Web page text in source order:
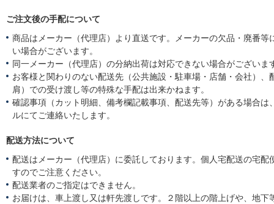
ご注文後の手配について
商品はメーカー（代理店）より直送です。メーカーの欠品・廃番等
い場合がございます。
同一メーカー（代理店）の分納出荷は対応できない場合がございま
お客様と関わりのない配送先（公共施設・駐車場・店舗・会社）、
肩）での受け渡し等の特殊な手配は出来かねます。
確認事項（カット明細、備考欄記載事項、配送先等）がある場合は
ルにてご連絡いたします。
配送方法について
配送はメーカー（代理店）に委託しております。個人宅配送の宅配
すのでご注意ください。
配送業者のご指定はできません。
お届けは、車上渡し又は軒先渡しです。２階以上の階上げや、地下